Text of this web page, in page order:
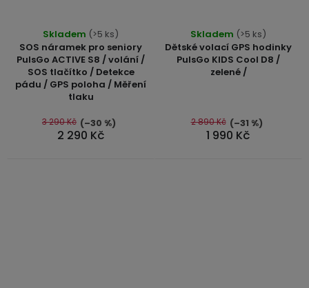
SOS náramek pro seniory
PulsGo ACTIVE S8 / volání /
SOS tlačítko / Detekce
pádu / GPS poloha / Měření
tlaku
Skladem (>5 ks)
2 290 Kč
3 290 Kč (–30 %)
Dětské volací GPS hodinky
PulsGo KIDS Cool D8 /
zelené /
Skladem (>5 ks)
1 990 Kč
2 890 Kč (–31 %)